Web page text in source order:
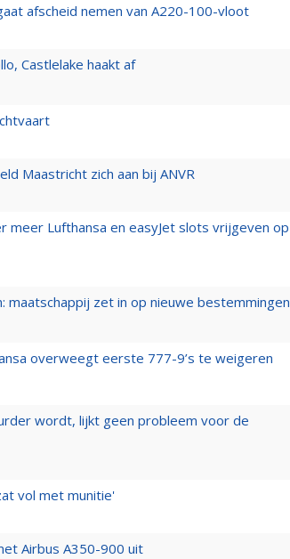
afscheid nemen van A220-100-vloot
Castlelake haakt af
Maastricht zich aan bij ANVR
Lufthansa en easyJet slots vrijgeven op
maatschappij zet in op nieuwe bestemmingen
overweegt eerste 777-9’s te weigeren
wordt, lijkt geen probleem voor de
vol met munitie'
Airbus A350-900 uit